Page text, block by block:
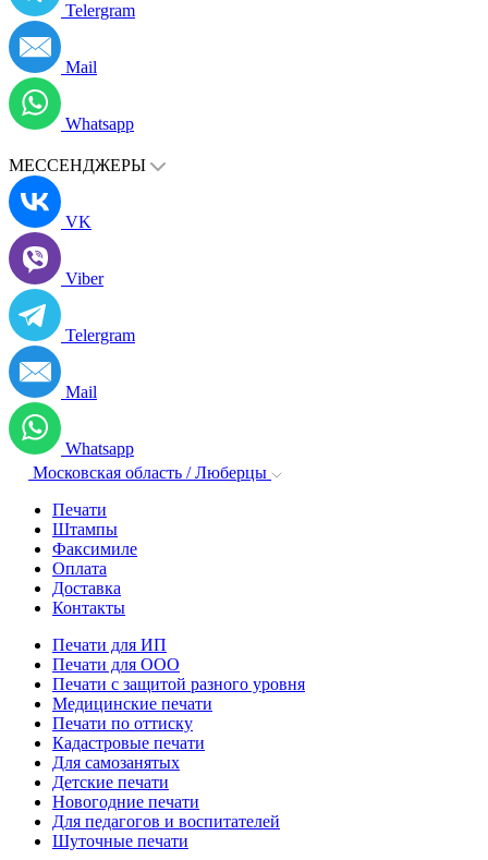
Telergram
Mail
Whatsapp
МЕССЕНДЖЕРЫ
VK
Viber
Telergram
Mail
Whatsapp
Московская область / Люберцы
Печати
Штампы
Факсимиле
Оплата
Доставка
Контакты
Печати для ИП
Печати для ООО
Печати с защитой разного уровня
Медицинские печати
Печати по оттиску
Кадастровые печати
Для самозанятых
Детские печати
Новогодние печати
Для педагогов и воспитателей
Шуточные печати